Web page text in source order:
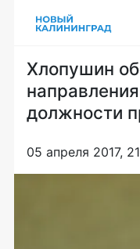
Хлопушин
должности
05 апреля 2017,